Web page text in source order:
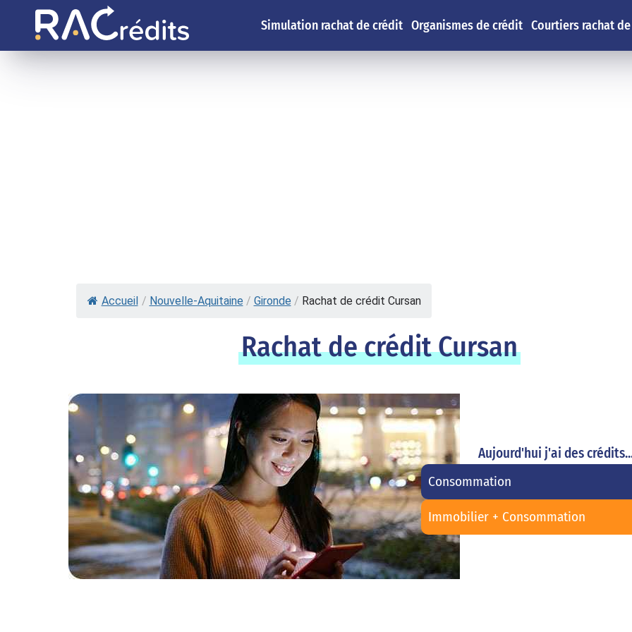
Simulation rachat de crédit Organismes de crédit Courtiers rachat
Accueil / Nouvelle-Aquitaine / Gironde / Rachat de crédit Cursan
Rachat de crédit Cursan
Aujourd'hui j'ai des
Consommation
Immobilier + Consommation